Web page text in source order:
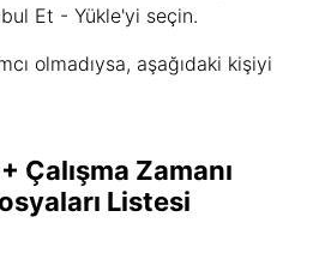
Et - Yükle'yi seçin.
olmadıysa, aşağıdaki kişiyi
Çalışma Zamanı
Listesi